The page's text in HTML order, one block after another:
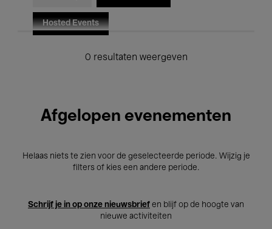
Hosted Events
0 resultaten weergeven
Afgelopen evenementen
Helaas niets te zien voor de geselecteerde periode. Wijzig je
filters of kies een andere periode.
Schrijf je in op onze nieuwsbrief en blijf op de hoogte van
nieuwe activiteiten